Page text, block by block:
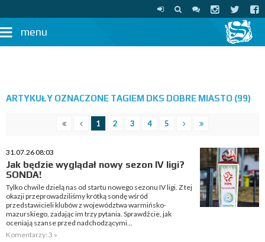
menu
ARTYKUŁY OZNACZONE TAGIEM DKS DOBRE MIASTO (99)
1 2 3 4 5
31.07.26 08:03
Jak będzie wyglądał nowy sezon IV ligi?
SONDA!
Tylko chwile dzielą nas od startu nowego sezonu IV ligi. Z tej
okazji przeprowadziliśmy krótką sondę wśród
przedstawicieli klubów z województwa warmińsko-
mazurskiego, zadając im trzy pytania. Sprawdźcie, jak
oceniają szanse przed nadchodzącymi...
Komentarzy: 3 »